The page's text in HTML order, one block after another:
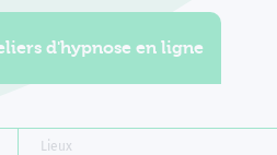
d'hypnose en ligne
Lieux